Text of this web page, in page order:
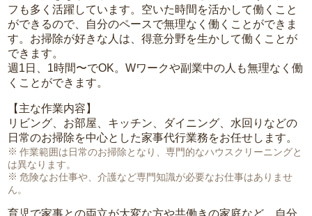
フも多く活躍しています。空いた時間を活かして働くこと
ができるので、自分のペースで無理なく働くことができま
す。お掃除が好きな人は、得意分野を生かして働くことが
できます。
週1日、1時間〜でOK。Wワークや副業中の人も無理なく働
くことができます。
【主な作業内容】
リビング、お部屋、キッチン、ダイニング、水回りなどの
日常のお掃除を中心とした家事代行業務をお任せします。
作業範囲は日常のお掃除となり、専門的なハウスクリーニングと
は異なります。
危険なお仕事や、介護など専門知識が必要なお仕事はありませ
ん。
育児で家事との両立が大変な方や共働きの家庭など、自分